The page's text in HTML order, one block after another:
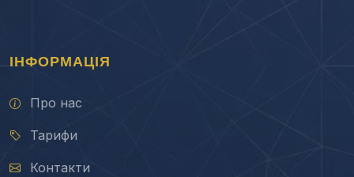
ІНФОРМАЦІЯ
Про нас
Тарифи
Контакти